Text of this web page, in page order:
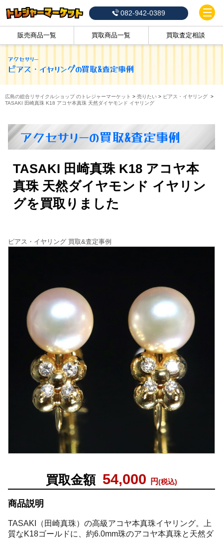
082-942-0389
販売商品一覧 買取商品一覧 買取査定相談
アクセサリー
ピアス・イヤリングの買取&査定事例
広島の総合リサイクルショップ のトレジャーマーケット > 売りたい > ピアス・イヤリング >
TASAKI 田崎真珠 K18 アコヤ本真珠 天然ダイヤモンド イヤリング
アクセサリーの買取&査定事例
TASAKI 田崎真珠 K18 アコヤ本
真珠 天然ダイヤモンド イヤリン
グを買取りました
買取金額 54,000 円(税込)
商品説明
TASAKI（田崎真珠）の高級アコヤ本真珠イヤリング。上
質なK18ゴールドに、約6.0mm珠のアコヤ本真珠と天然ダ
ピアス・イヤリング 買取&査定事例